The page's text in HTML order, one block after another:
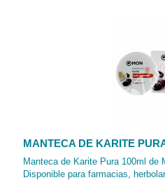
MANTECA DE KARITE
Manteca de Karite Pura 100ml de
Disponible para farmacias,